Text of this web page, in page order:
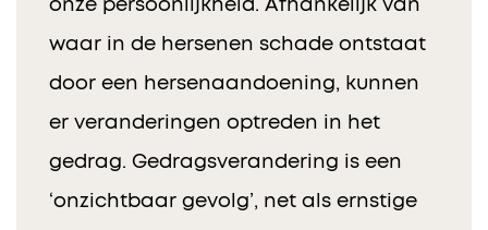
onze persoonlijkheid. Afhankelijk van
waar in de hersenen schade ontstaat
door een hersenaandoening, kunnen
er veranderingen optreden in het
gedrag. Gedragsverandering is een
‘onzichtbaar gevolg’, net als ernstige